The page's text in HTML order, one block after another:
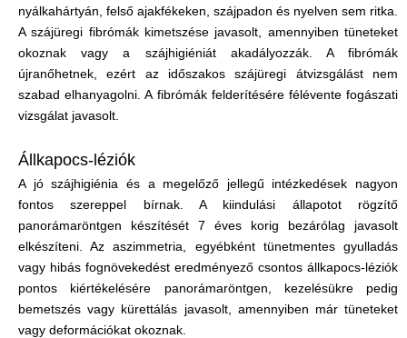
nyálkahártyán, felső ajakfékeken, szájpadon és nyelven sem ritka.
A szájüregi fibrómák kimetszése javasolt, amennyiben tüneteket
okoznak vagy a szájhigiéniát akadályozzák. A fibrómák
újranőhetnek, ezért az időszakos szájüregi átvizsgálást nem
szabad elhanyagolni. A fibrómák felderítésére félévente fogászati
vizsgálat javasolt.
Állkapocs-léziók
A jó szájhigiénia és a megelőző jellegű intézkedések nagyon
fontos szereppel bírnak. A kiindulási állapotot rögzítő
panorámaröntgen készítését 7 éves korig bezárólag javasolt
elkészíteni. Az aszimmetria, egyébként tünetmentes gyulladás
vagy hibás fognövekedést eredményező csontos állkapocs-léziók
pontos kiértékelésére panorámaröntgen, kezelésükre pedig
bemetszés vagy kürettálás javasolt, amennyiben már tüneteket
vagy deformációkat okoznak.